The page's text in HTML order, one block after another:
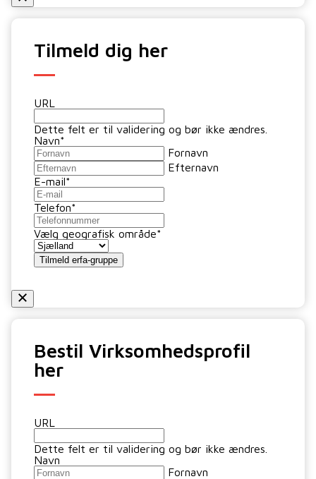
Tilmeld dig her
URL
Dette felt er til validering og bør ikke ændres.
Navn*
Fornavn
Efternavn
E-mail*
Telefon*
Vælg geografisk område*
Tilmeld erfa-gruppe
Bestil Virksomhedsprofil
her
URL
Dette felt er til validering og bør ikke ændres.
Navn
Fornavn